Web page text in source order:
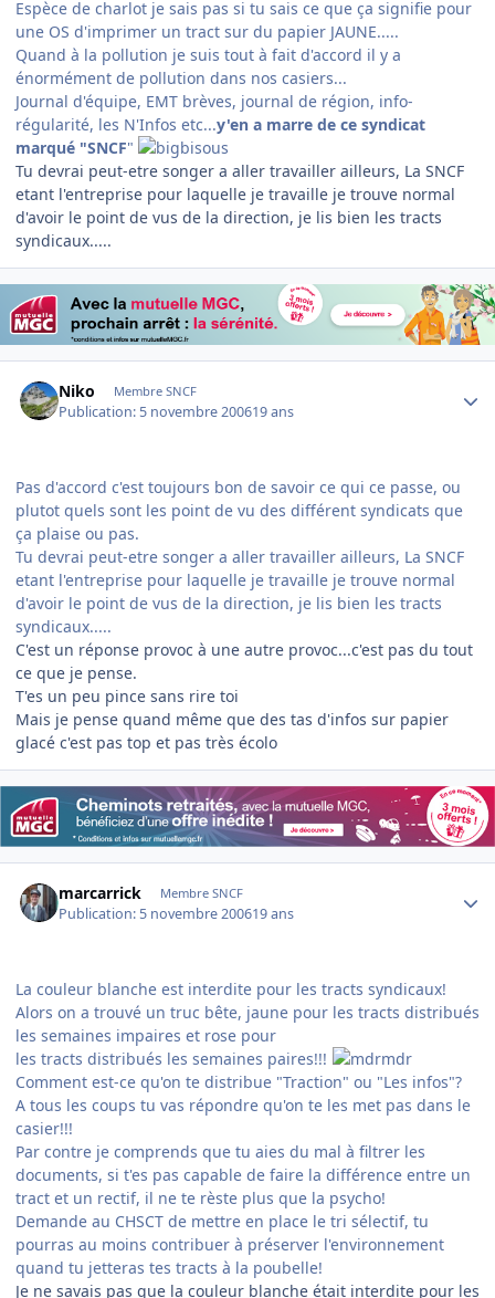
Espèce de charlot je sais pas si tu sais ce que ça signifie pour
une OS d'imprimer un tract sur du papier JAUNE.....
Quand à la pollution je suis tout à fait d'accord il y a
énormément de pollution dans nos casiers...
Journal d'équipe, EMT brèves, journal de région, info-
régularité, les N'Infos etc...y'en a marre de ce syndicat
marqué "SNCF"
Tu devrai peut-etre songer a aller travailler ailleurs, La SNCF
etant l'entreprise pour laquelle je travaille je trouve normal
d'avoir le point de vus de la direction, je lis bien les tracts
syndicaux.....
Niko Membre SNCF
Publication: 5 novembre 200619 ans
Pas d'accord c'est toujours bon de savoir ce qui ce passe, ou
plutot quels sont les point de vu des différent syndicats que
ça plaise ou pas.
Tu devrai peut-etre songer a aller travailler ailleurs, La SNCF
etant l'entreprise pour laquelle je travaille je trouve normal
d'avoir le point de vus de la direction, je lis bien les tracts
syndicaux.....
C'est un réponse provoc à une autre provoc...c'est pas du tout
ce que je pense.
T'es un peu pince sans rire toi
Mais je pense quand même que des tas d'infos sur papier
glacé c'est pas top et pas très écolo
marcarrick Membre SNCF
Publication: 5 novembre 200619 ans
La couleur blanche est interdite pour les tracts syndicaux!
Alors on a trouvé un truc bête, jaune pour les tracts distribués
les semaines impaires et rose pour
les tracts distribués les semaines paires!!!
Comment est-ce qu'on te distribue "Traction" ou "Les infos"?
A tous les coups tu vas répondre qu'on te les met pas dans le
casier!!!
Par contre je comprends que tu aies du mal à filtrer les
documents, si t'es pas capable de faire la différence entre un
tract et un rectif, il ne te rèste plus que la psycho!
Demande au CHSCT de mettre en place le tri sélectif, tu
pourras au moins contribuer à préserver l'environnement
quand tu jetteras tes tracts à la poubelle!
Je ne savais pas que la couleur blanche était interdite pour les